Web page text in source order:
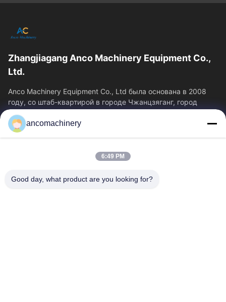
Zhangjiagang Anco Machinery Equipment Co.,
Ltd.
Anco Machinery Equipment Co., Ltd была основана в 2008
году, со штаб-квартирой в городе Чжанцзяганг, город
Сучжоу, провинция Цзянсу.
Быстрые Ссылки
О Компании
Наша Фабрика
Контроль Качества
ancomachinery
6:49 PM
Good day, what product are you looking for?